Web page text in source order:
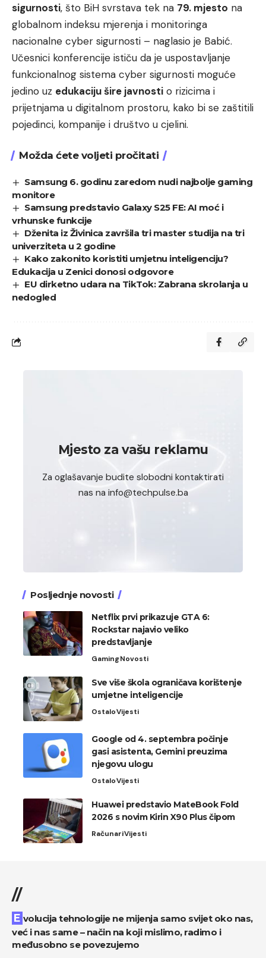
sigurnosti, što BiH svrstava tek na 79. mjesto na
globalnom indeksu mjerenja i monitoringa
nacionalne cyber sigurnosti – naglasio je Babić.
Učesnici konferencije ističu da je uspostavljanje
funkcionalnog sistema cyber sigurnosti moguće
jedino uz edukaciju šire javnosti o rizicima i
prijetnjama u digitalnom prostoru, kako bi se zaštitili
pojedinci, kompanije i društvo u cjelini.
Možda ćete voljeti pročitati
Samsung 6. godinu zaredom nudi najbolje gaming
monitore
Samsung predstavio Galaxy S25 FE: AI moć i
vrhunske funkcije
Dženita iz Živinica završila tri master studija na tri
univerziteta u 2 godine
Kako zakonito koristiti umjetnu inteligenciju?
Edukacija u Zenici donosi odgovore
EU dirketno udara na TikTok: Zabrana skrolanja u
nedogled
Mjesto za vašu reklamu
Za oglašavanje budite slobodni kontaktirati
nas na info@techpulse.ba
Posljednje novosti
Netflix prvi prikazuje GTA 6:
Rockstar najavio veliko
predstavljanje
GamingNovosti
Sve više škola ograničava korištenje
umjetne inteligencije
OstaloVijesti
Google od 4. septembra počinje
gasi asistenta, Gemini preuzima
njegovu ulogu
OstaloVijesti
Huawei predstavio MateBook Fold
2026 s novim Kirin X90 Plus čipom
RačunariVijesti
//
Evolucija tehnologije ne mijenja samo svijet oko nas,
već i nas same – način na koji mislimo, radimo i
međusobno se povezujemo